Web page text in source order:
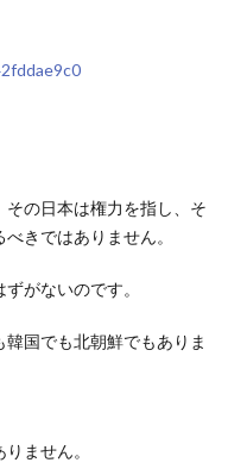
の日本は権力を指し、そ
きではありません。
がないのです。
国でも北朝鮮でもありま
ません。